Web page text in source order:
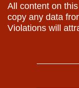
All content on
copy any data
Violations will